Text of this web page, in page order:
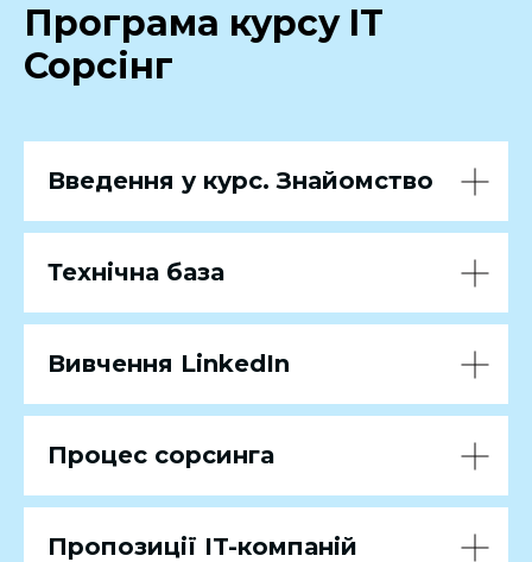
Програма курсу IT
Сорсінг
Введення у курс. Знайомство
Технічна база
Вивчення LinkedIn
Процес сорсинга
Пропозиції IT-компаній